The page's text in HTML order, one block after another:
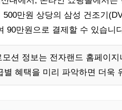
만원 상당의 삼성 건조기
90만원으로 결제할 수 있습니
모션 정보는 전자랜드 홈페이
별 혜택을 미리 파악하면 더욱